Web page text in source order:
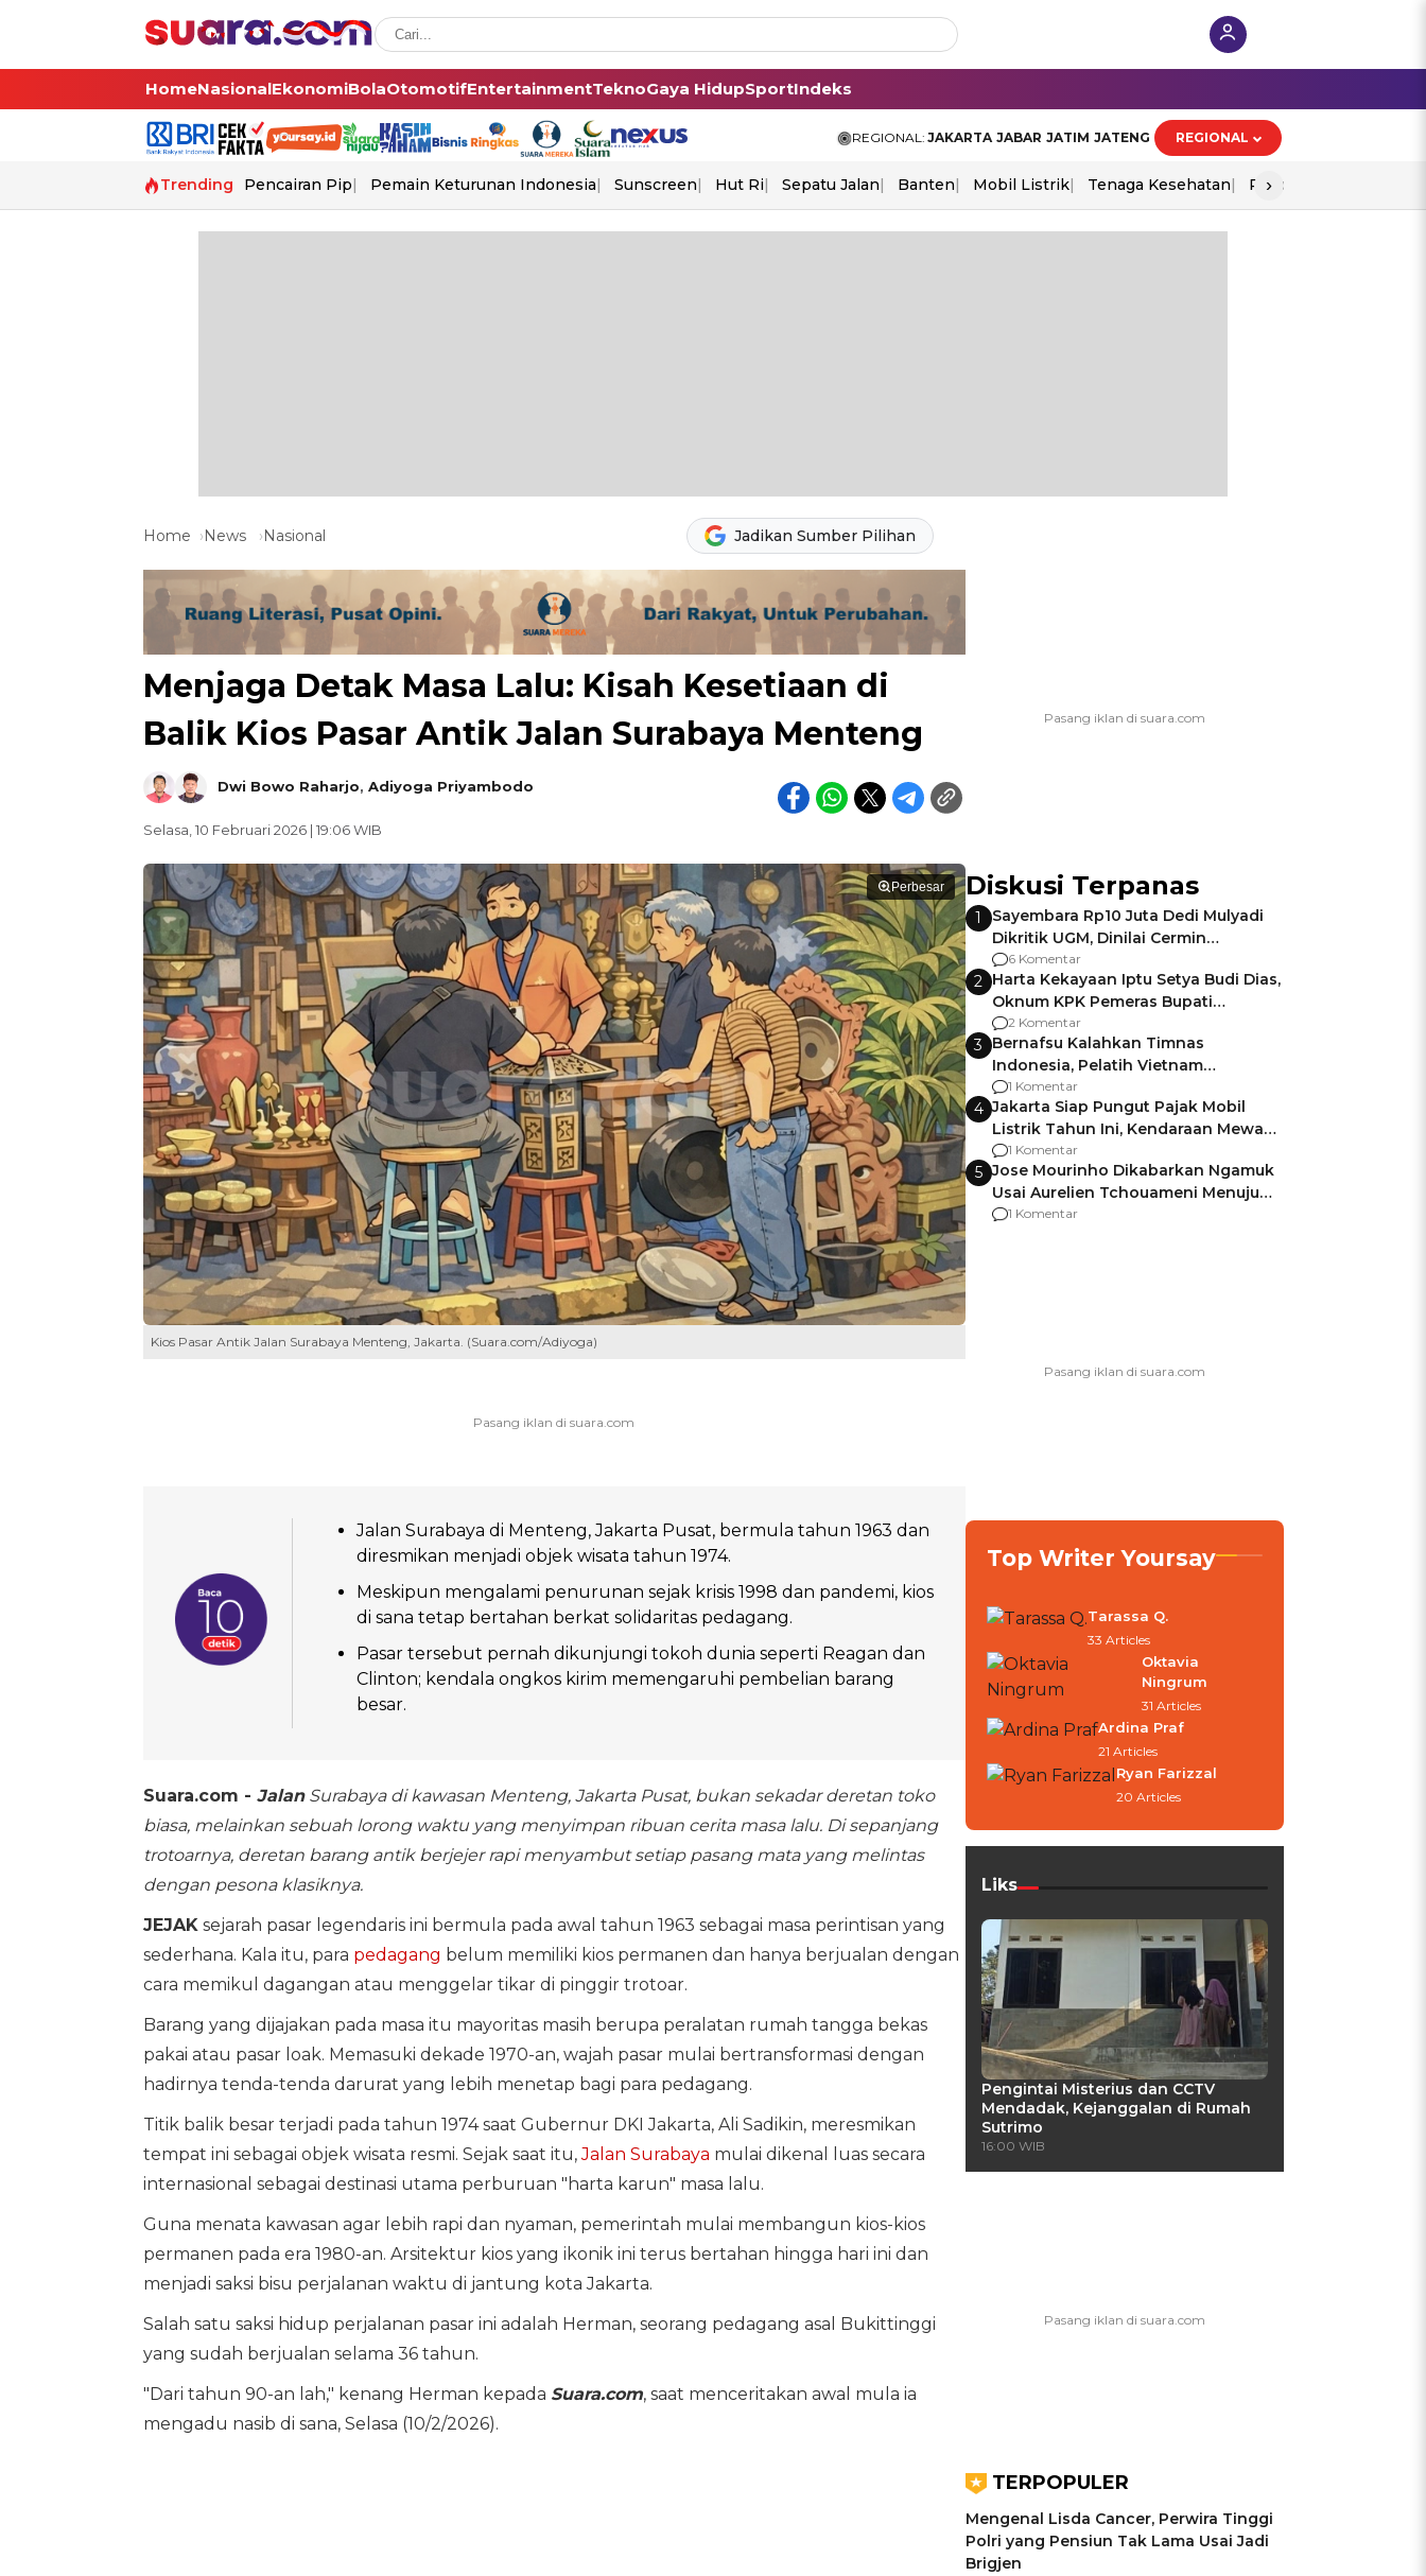
HomeNasionalEkonomiBolaOtomotifEntertainmentTeknoGaya HidupSportIndeks
REGIONAL: JAKARTA JABAR JATIM JATENG REGIONAL
Trending Pencairan Pip Pemain Keturunan Indonesia Sunscreen Hut Ri Sepatu Jalan Banten Mobil Listrik Tenaga Kesehatan Piala Aff 2026
›
Home News Nasional Jadikan Sumber Pilihan
Menjaga Detak Masa Lalu: Kisah Kesetiaan di
Balik Kios Pasar Antik Jalan Surabaya Menteng
Dwi Bowo Raharjo, Adiyoga Priyambodo
Selasa, 10 Februari 2026 | 19:06 WIB
Perbesar
Kios Pasar Antik Jalan Surabaya Menteng, Jakarta. (Suara.com/Adiyoga)
Jalan Surabaya di Menteng, Jakarta Pusat, bermula tahun 1963 dan
diresmikan menjadi objek wisata tahun 1974.
Meskipun mengalami penurunan sejak krisis 1998 dan pandemi, kios
di sana tetap bertahan berkat solidaritas pedagang.
Pasar tersebut pernah dikunjungi tokoh dunia seperti Reagan dan
Clinton; kendala ongkos kirim memengaruhi pembelian barang
besar.
Suara.com - JalanSurabaya di kawasan Menteng, Jakarta Pusat, bukan sekadar deretan toko
biasa, melainkan sebuah lorong waktu yang menyimpan ribuan cerita masa lalu. Di sepanjang
trotoarnya, deretan barang antik berjejer rapi menyambut setiap pasang mata yang melintas
dengan pesona klasiknya.
JEJAK sejarah pasar legendaris ini bermula pada awal tahun 1963 sebagai masa perintisan yang
sederhana. Kala itu, para pedagang belum memiliki kios permanen dan hanya berjualan dengan
cara memikul dagangan atau menggelar tikar di pinggir trotoar.
Barang yang dijajakan pada masa itu mayoritas masih berupa peralatan rumah tangga bekas
pakai atau pasar loak. Memasuki dekade 1970-an, wajah pasar mulai bertransformasi dengan
hadirnya tenda-tenda darurat yang lebih menetap bagi para pedagang.
Titik balik besar terjadi pada tahun 1974 saat Gubernur DKI Jakarta, Ali Sadikin, meresmikan
tempat ini sebagai objek wisata resmi. Sejak saat itu,Jalan Surabaya mulai dikenal luas secara
internasional sebagai destinasi utama perburuan "harta karun" masa lalu.
Guna menata kawasan agar lebih rapi dan nyaman, pemerintah mulai membangun kios-kios
permanen pada era 1980-an. Arsitektur kios yang ikonik ini terus bertahan hingga hari ini dan
menjadi saksi bisu perjalanan waktu di jantung kota Jakarta.
Salah satu saksi hidup perjalanan pasar ini adalah Herman, seorang pedagang asal Bukittinggi
yang sudah berjualan selama 36 tahun.
"Dari tahun 90-an lah," kenang Herman kepada Suara.com, saat menceritakan awal mula ia
mengadu nasib di sana, Selasa (10/2/2026).
Diskusi Terpanas
1
Sayembara Rp10 Juta Dedi Mulyadi
Dikritik UGM, Dinilai Cermin
Gagalnya Negara Jamin Keamanan
6 Komentar
2 Harta Kekayaan Iptu Setya Budi Dias,
Oknum KPK Pemeras Bupati
Pemalang
2 Komentar
3 Bernafsu Kalahkan Timnas
Indonesia, Pelatih Vietnam
Berencana Pakai Jimat di Pakansari
1 Komentar
4 Jakarta Siap Pungut Pajak Mobil
Listrik Tahun Ini, Kendaraan Mewah
Kena hingga 75% PKB
1 Komentar
5 Jose Mourinho Dikabarkan Ngamuk
Usai Aurelien Tchouameni Menuju
Manchester United
1 Komentar
Top Writer Yoursay
Tarassa Q.
33 Articles
Oktavia
Ningrum
31 Articles
Ardina Praf
21 Articles
Ryan Farizzal
20 Articles
Liks
Pengintai Misterius dan CCTV
Mendadak, Kejanggalan di Rumah
Sutrimo
16:00 WIB
TERPOPULER
Mengenal Lisda Cancer, Perwira Tinggi
Polri yang Pensiun Tak Lama Usai Jadi
Brigjen